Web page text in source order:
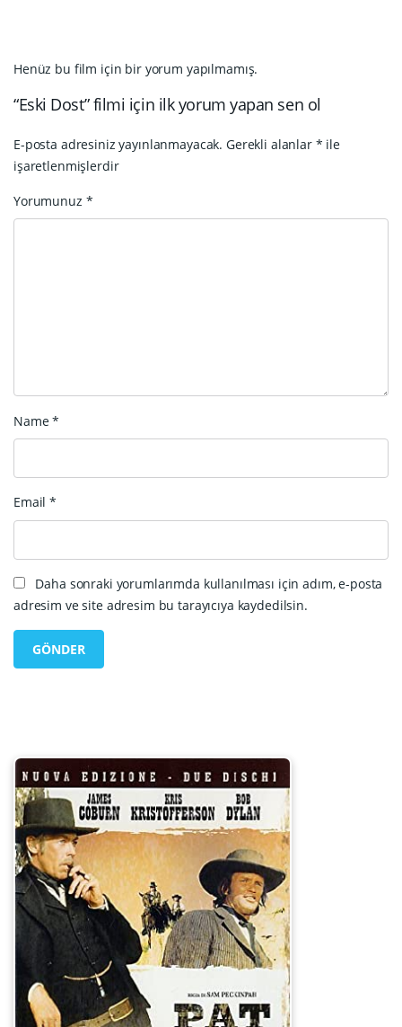
“Eski Dost” filmi için ilk yorum yapan sen ol
E-posta adresiniz yayınlanmayacak. Gerekli alanlar * ile
işaretlenmişlerdir
Yorumunuz *
Name*
Email*
Daha sonraki yorumlarımda kullanılması için adım, e-posta
adresim ve site adresim bu tarayıcıya kaydedilsin.
Henüz bu film için bir yorum yapılmamış.